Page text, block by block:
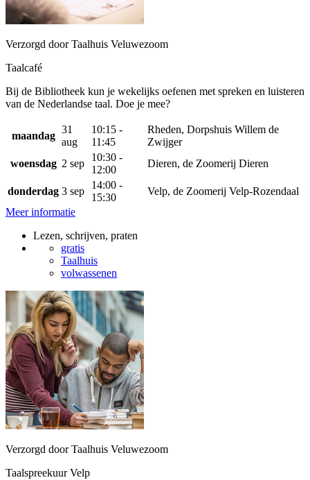
Verzorgd door Taalhuis Veluwezoom
Taalcafé
Bij de Bibliotheek kun je wekelijks oefenen met spreken en luisteren
van de Nederlandse taal. Doe je mee?
maandag
31
aug
10:15 -
11:45
Rheden, Dorpshuis Willem de
Zwijger
woensdag 2 sep
10:30 -
12:00
Dieren, de Zoomerij Dieren
donderdag 3 sep
14:00 -
15:30
Velp, de Zoomerij Velp-Rozendaal
Meer informatie
Lezen, schrijven, praten
gratis
Taalhuis
volwassenen
Verzorgd door Taalhuis Veluwezoom
Taalspreekuur Velp